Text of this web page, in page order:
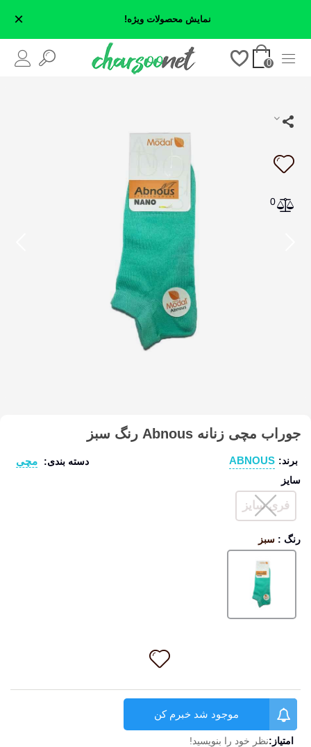
نمایش محصولات ویژه! ×
0
0
جوراب مچی زنانه Abnous رنگ سبز
برند: ABNOUS دسته بندی: مچی
سایز
فری سایز
رنگ : سبز
موجود شد خبرم کن
امتیاز:نظر خود را بنویسید!